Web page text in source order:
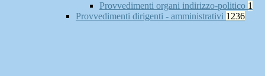
Provvedimenti organi indirizzo-politico 1
Provvedimenti dirigenti - amministrativi 1236